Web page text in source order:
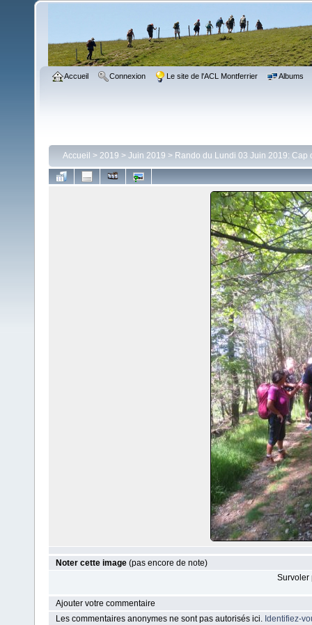
Accueil Connexion Le site de l'ACL Montferrier Albums
Accueil > 2019 > Juin 2019 > Rando du Lundi 03 Juin 2019: Cap
Noter cette image (pas encore de note)
Survoler
Ajouter votre commentaire
Les commentaires anonymes ne sont pas autorisés ici. Identifiez-